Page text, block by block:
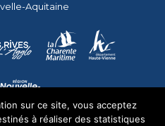
Aquitaine
sur ce site, vous acceptez
à réaliser des statistiques